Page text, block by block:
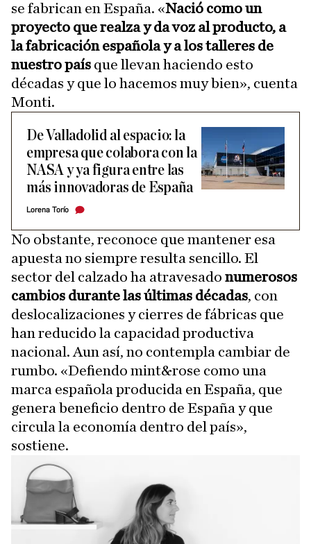
se fabrican en España. «Nació como un
proyecto que realza y da voz al producto, a
la fabricación española y a los talleres de
nuestro país que llevan haciendo esto
décadas y que lo hacemos muy bien», cuenta
Monti.
De Valladolid al espacio: la
empresa que colabora con la
NASA y ya figura entre las
más innovadoras de España
Lorena Torío
No obstante, reconoce que mantener esa
apuesta no siempre resulta sencillo. El
sector del calzado ha atravesado numerosos
cambios durante las últimas décadas, con
deslocalizaciones y cierres de fábricas que
han reducido la capacidad productiva
nacional. Aun así, no contempla cambiar de
rumbo. «Defiendo mint&rose como una
marca española producida en España, que
genera beneficio dentro de España y que
circula la economía dentro del país»,
sostiene.